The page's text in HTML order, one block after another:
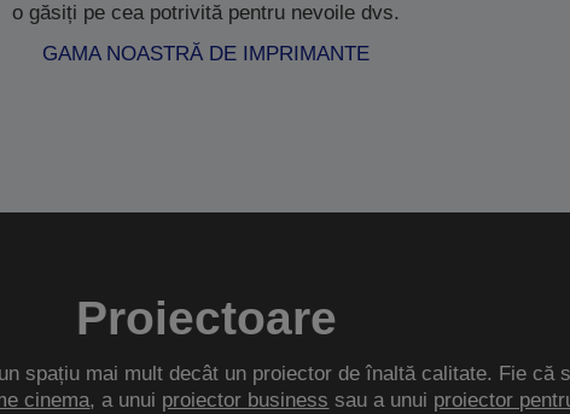
o găsiți pe cea potrivită pentru nevoile dvs.
GAMA NOASTRĂ DE IMPRIMANTE
Proiectoare
spațiu mai mult decât un proiector de înaltă calitate. Fie că
cinema, a unui proiector business sau a unui proiector